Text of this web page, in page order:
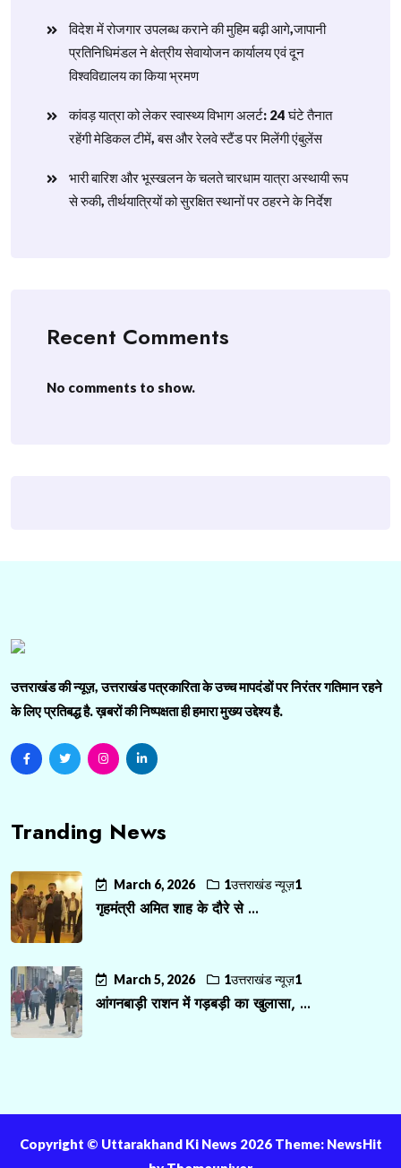
विदेश में रोजगार उपलब्ध कराने की मुहिम बढ़ी आगे,जापानी
प्रतिनिधिमंडल ने क्षेत्रीय सेवायोजन कार्यालय एवं दून
विश्वविद्यालय का किया भ्रमण
​कांवड़ यात्रा को लेकर स्वास्थ्य विभाग अलर्ट: 24 घंटे तैनात
रहेंगी मेडिकल टीमें, बस और रेलवे स्टैंड पर मिलेंगी एंबुलेंस
​भारी बारिश और भूस्खलन के चलते चारधाम यात्रा अस्थायी रूप
से रुकी, तीर्थयात्रियों को सुरक्षित स्थानों पर ठहरने के निर्देश
Recent Comments
No comments to show.
उत्तराखंड की न्यूज़, उत्तराखंड पत्रकारिता के उच्च मापदंडों पर निरंतर गतिमान रहने
के लिए प्रतिबद्ध है. ख़बरों की निष्पक्षता ही हमारा मुख्य उद्देश्य है.
Tranding News
March 6, 2026 1उत्तराखंड न्यूज़1
गृहमंत्री अमित शाह के दौरे से ...
March 5, 2026 1उत्तराखंड न्यूज़1
आंगनबाड़ी राशन में गड़बड़ी का खुलासा, ...
Copyright ©️ Uttarakhand Ki News 2026 Theme: NewsHit